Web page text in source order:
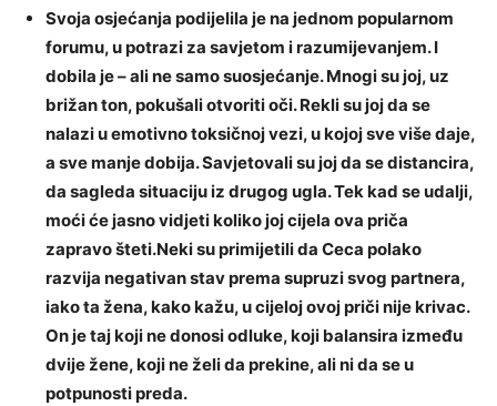
Svoja osjećanja podijelila je na jednom popularnom
forumu, u potrazi za savjetom i razumijevanjem. I
dobila je – ali ne samo suosjećanje. Mnogi su joj, uz
brižan ton, pokušali otvoriti oči. Rekli su joj da se
nalazi u emotivno toksičnoj vezi, u kojoj sve više daje,
a sve manje dobija. Savjetovali su joj da se distancira,
da sagleda situaciju iz drugog ugla. Tek kad se udalji,
moći će jasno vidjeti koliko joj cijela ova priča
zapravo šteti.Neki su primijetili da Ceca polako
razvija negativan stav prema supruzi svog partnera,
iako ta žena, kako kažu, u cijeloj ovoj priči nije krivac.
On je taj koji ne donosi odluke, koji balansira između
dvije žene, koji ne želi da prekine, ali ni da se u
potpunosti preda.